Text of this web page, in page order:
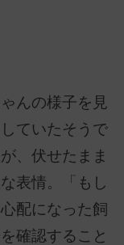
んの様子を見
ていたそうで
、伏せたまま
表情。「もし
配になった飼
確認すること